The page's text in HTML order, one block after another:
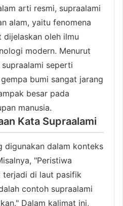
arti resmi, supraalami
alam, yaitu fenomena
oleh ilmu
modern. Menurut
seperti
bumi sangat jarang
besar pada
manusia.
Kata Supraalami
digunakan dalam konteks
"Peristiwa
terjadi di laut pasifik
contoh supraalami
Dalam kalimat ini,